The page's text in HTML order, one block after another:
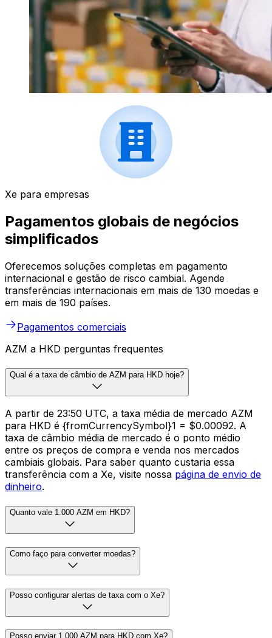
Xe para empresas
Pagamentos globais de negócios
simplificados
Oferecemos soluções completas em pagamento
internacional e gestão de risco cambial. Agende
transferências internacionais em mais de 130 moedas e
em mais de 190 países.
Pagamentos comerciais
AZM a HKD perguntas frequentes
Qual é a taxa de câmbio de AZM para HKD hoje?
A partir de 23:50 UTC, a taxa média de mercado AZM
para HKD é {fromCurrencySymbol}1 = $0.00092. A
taxa de câmbio média de mercado é o ponto médio
entre os preços de compra e venda nos mercados
cambiais globais. Para saber quanto custaria essa
transferência com a Xe, visite nossa página de envio de
dinheiro.
Quanto vale 1.000 AZM em HKD?
Como faço para converter moedas?
Posso configurar alertas de taxa com o Xe?
Posso enviar 1.000 AZM para HKD com Xe?